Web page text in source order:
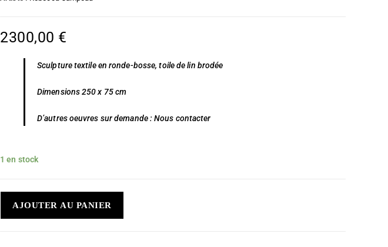
2300,00 €
Sculpture textile en ronde-bosse, toile de lin brodée
Dimensions 250 x 75 cm
D’autres oeuvres sur demande :Nous contacter
1 en stock
AJOUTER AU PANIER